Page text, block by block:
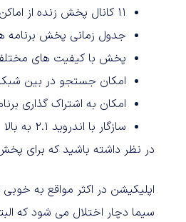
۱۱ کانال پخش زنده از اماکن مذهبی
جدول زمانی پخش برنامه
پخش با کیفیت های
امکان جستجو در بین
امکان به اشتراک گذاری
سازگار با اندروید ۲.۱ به بالا
در نظر داشته باشید که برای
اپلیکیشن در اکثر مواقع به
سیما دچار اختلال می شود که